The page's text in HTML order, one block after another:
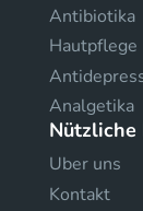
Antibiotika
Hautpflege
Analgetika
Uber uns
Kontakt